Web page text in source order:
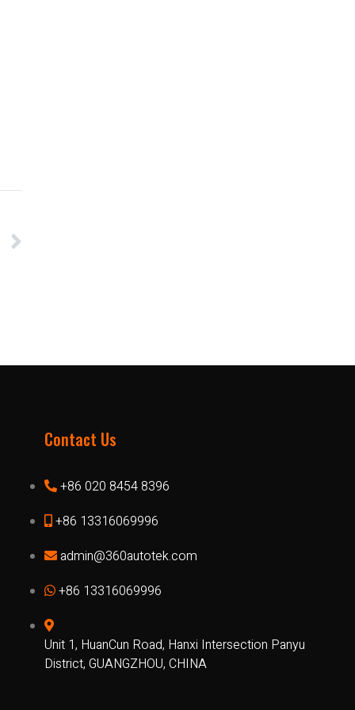
Contact Us
+86 020 8454 8396
+86 13316069996
admin@360autotek.com
+86 13316069996
Unit 1, HuanCun Road, Hanxi Intersection Panyu
District, GUANGZHOU, CHINA